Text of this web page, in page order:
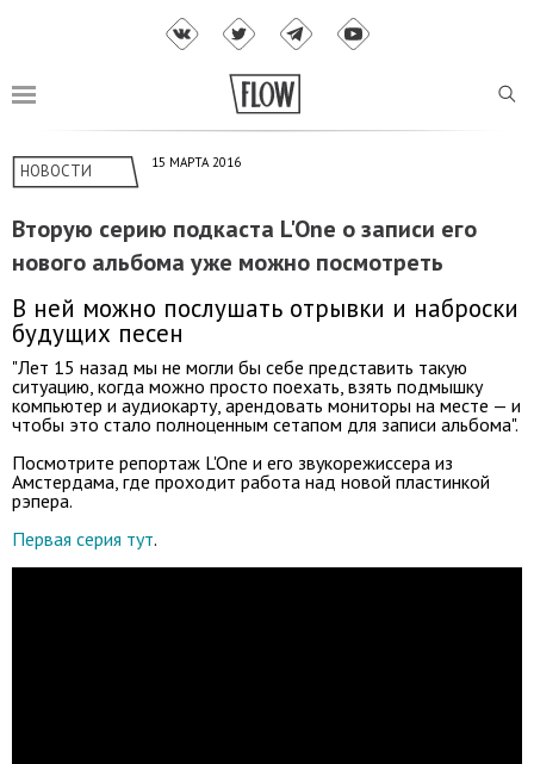
НОВОСТИ 15 МАРТА 2016
Вторую серию подкаста L'One о записи его
нового альбома уже можно посмотреть
В ней можно послушать отрывки и наброски
будущих песен
"Лет 15 назад мы не могли бы себе представить такую
ситуацию, когда можно просто поехать, взять подмышку
компьютер и аудиокарту, арендовать мониторы на месте — и
чтобы это стало полноценным сетапом для записи альбома".
Посмотрите репортаж L'One и его звукорежиссера из
Амстердама, где проходит работа над новой пластинкой
рэпера.
Первая серия тут.